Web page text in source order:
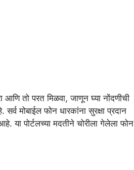
तो परत मिळवा, जाणून घ्या नोंदणीची
मोबाईल फोन धारकांना सुरक्षा प्रदान
या पोर्टलच्या मदतीने चोरीला गेलेला फोन